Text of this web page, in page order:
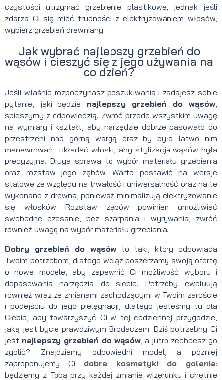
czystości utrzymać grzebienie plastikowe, jednak jeśli
zdarza Ci się mieć trudności z elektryzowaniem włosów,
wybierz grzebień drewniany.
Jak wybrać najlepszy grzebień do
wąsów i cieszyć się z jego używania na
co dzień?
Jeśli właśnie rozpoczynasz poszukiwania i zadajesz sobie
pytanie, jaki będzie najlepszy grzebień do wąsów
spieszymy z odpowiedzią. Zwróć przede wszystkim uwagę
na wymiary i kształt, aby narzędzie dobrze pasowało do
przestrzeni nad górną wargą oraz by było łatwo nim
manewrować i układać włoski, aby stylizacja wąsów była
precyzyjna. Druga sprawa to wybór materiału grzebienia
oraz rozstaw jego zębów. Warto postawić na wersje
stalowe ze względu na trwałość i uniwersalność oraz na te
wykonane z drewna, ponieważ minimalizują elektryzowanie
się włosków. Rozstaw zębów powinien umożliwiać
swobodne czesanie, bez szarpania i wyrywania, zwróć
również uwagę na wybór materiału grzebienia.
Dobry grzebień do wąsów to taki, który odpowiada
Twoim potrzebom, dlatego wciąż poszerzamy swoją ofertę
o nowe modele, aby zapewnić Ci możliwość wyboru i
dopasowania narzędzia do siebie. Potrzeby ewoluują
również wraz ze zmianami zachodzącymi w Twoim zaroście
i podejściu do jego pielęgnacji, dlatego jesteśmy tu dla
Ciebie, aby towarzyszyć Ci w tej codziennej przygodzie,
jaką jest bycie prawdziwym Brodaczem. Dziś potrzebny Ci
jest najlepszy grzebień do wąsów, a jutro zechcesz go
zgolić? Znajdziemy odpowiedni model, a później
zaproponujemy Ci dobre kosmetyki do golenia:
będziemy z Tobą przy każdej zmianie wizerunku i chętnie